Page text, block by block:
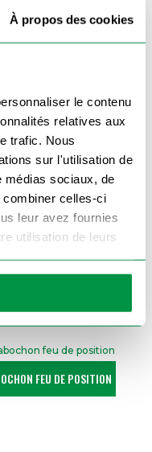
À propos des cookies
le contenu
relatives aux
trafic. Nous
sur l'utilisation de
médias sociaux, de
combiner celles-ci
leur avez fournies
utilisation de leurs
(à vérifier selon le
conçu pour
votre feu
restaurez la
compromis.
FEU DE POSITION